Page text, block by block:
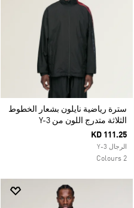
سترة رياضية نايلون بشعار الخطوط
الثلاثة متدرج اللون من Y-3
KD 111.25
الرجال Y-3
2 Colours